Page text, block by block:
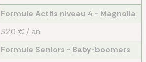
Formule Actifs niveau 4 - Magnolia
320 € / an
Formule Seniors - Baby-boomers